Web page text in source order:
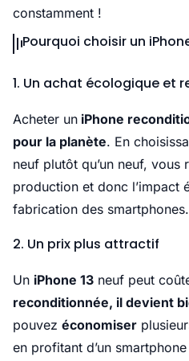
constamment !
Pourquoi choisir un
1. Un achat écologique et
Acheter un iPhone
pour la planète. En
neuf plutôt qu’un neuf, vous
production et donc l’impact
fabrication des smartphones.
2. Un prix plus attractif
Un iPhone 13 neuf peut
reconditionnée, il devient
pouvez économiser
en profitant d’un